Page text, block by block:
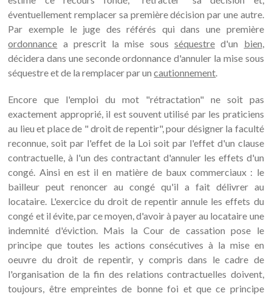
éventuellement remplacer sa première décision par une autre.
Par exemple le juge des référés qui dans une première
ordonnance a prescrit la mise sousséquestre d'un bien,
décidera dans une seconde ordonnance d'annuler la mise sous
séquestre et de la remplacer par uncautionnement.
Encore que l'emploi du mot "rétractation" ne soit pas
exactement approprié, il est souvent utilisé par les praticiens
au lieu et place de " droit de repentir", pour désigner la faculté
reconnue, soit par l'effet de la Loi soit par l'effet d'un clause
contractuelle, à l'un des contractant d'annuler les effets d'un
congé. Ainsi en est il en matière de baux commerciaux : le
bailleur peut renoncer au congé qu'il a fait délivrer au
locataire. L'exercice du droit de repentir annule les effets du
congé et il évite, par ce moyen, d'avoir à payer au locataire une
indemnité d'éviction. Mais la Cour de cassation pose le
principe que toutes les actions consécutives à la mise en
oeuvre du droit de repentir, y compris dans le cadre de
l'organisation de la fin des relations contractuelles doivent,
toujours, être empreintes de bonne foi et que ce principe